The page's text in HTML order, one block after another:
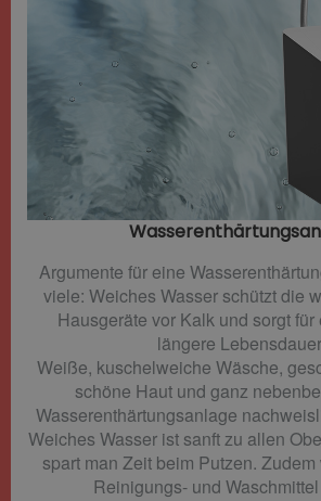
Argumente für eine
viele: Weiches Wasser schützt die
Hausgeräte vor Kalk und sorgt
längere
Weiße, kuschelweiche Wäsche,
schöne Haut und ganz
Wasserenthärtungsanlage
Weiches Wasser ist sanft zu allen
spart man Zeit beim Putzen.
Reinigungs- und